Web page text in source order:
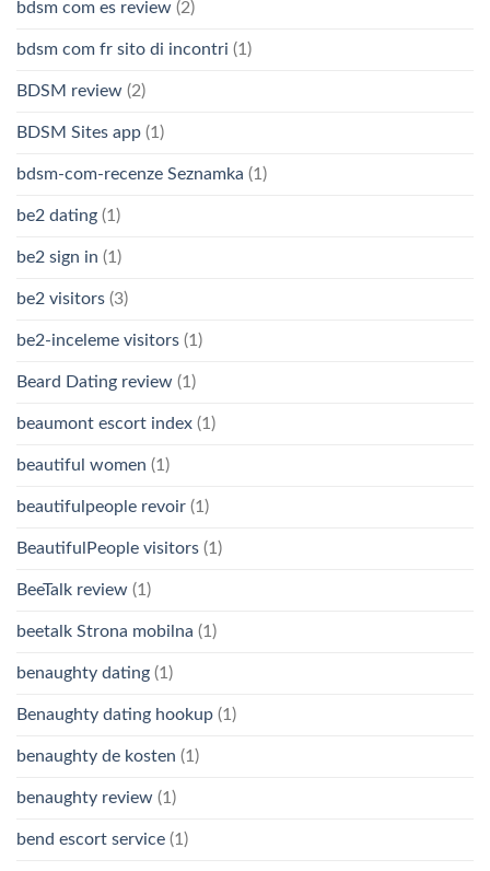
bdsm com es review (2)
bdsm com fr sito di incontri (1)
BDSM review (2)
BDSM Sites app (1)
bdsm-com-recenze Seznamka (1)
be2 dating (1)
be2 sign in (1)
be2 visitors (3)
be2-inceleme visitors (1)
Beard Dating review (1)
beaumont escort index (1)
beautiful women (1)
beautifulpeople revoir (1)
BeautifulPeople visitors (1)
BeeTalk review (1)
beetalk Strona mobilna (1)
benaughty dating (1)
Benaughty dating hookup (1)
benaughty de kosten (1)
benaughty review (1)
bend escort service (1)